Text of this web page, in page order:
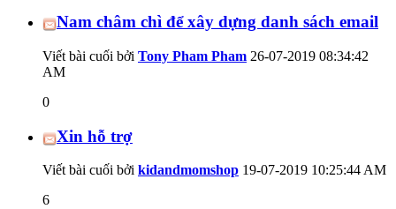
Nam châm chì để xây dựng danh sách email
Viết bài cuối bởi Tony Pham Pham 26-07-2019 08:34:42
AM
0
Xin hỗ trợ
Viết bài cuối bởi kidandmomshop 19-07-2019 10:25:44 AM
6